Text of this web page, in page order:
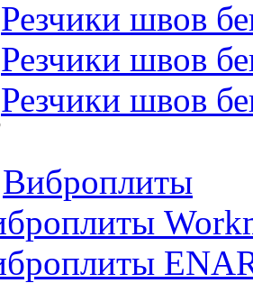
Резчики швов
Резчики швов
Резчики швов
Виброплиты